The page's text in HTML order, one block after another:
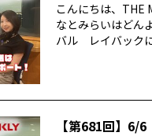
こんにちは、THE
なとみらいはどん
バル レイバック
【第681回】6/